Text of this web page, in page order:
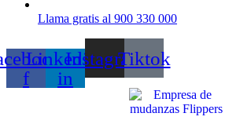
Llama gratis al 900 330 000
f
Linkedin-
in
InstagramTiktok